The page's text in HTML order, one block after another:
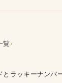
覧›
とラッキーナンバ